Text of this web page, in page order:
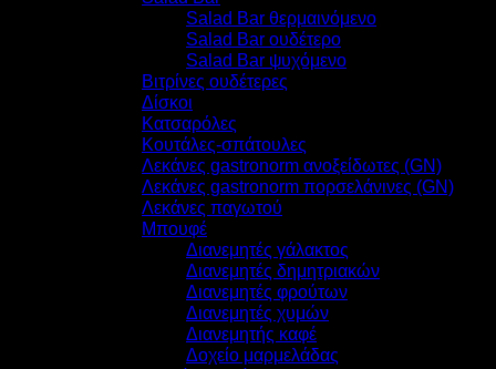
Salad Bar θερμαινόμενο
Salad Bar ουδέτερο
Salad Bar ψυχόμενο
Βιτρίνες ουδέτερες
Δίσκοι
Κατσαρόλες
Κουτάλες-σπάτουλες
Λεκάνες gastronorm ανοξείδωτες (GN)
Λεκάνες gastronorm πορσελάνινες (GN)
Λεκάνες παγωτού
Μπουφέ
Διανεμητές γάλακτος
Διανεμητές δημητριακών
Διανεμητές φρούτων
Διανεμητές χυμών
Διανεμητής καφέ
Δοχείο μαρμελάδας